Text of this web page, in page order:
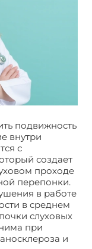
подвижность
внутри
с
создает
проходе
перепонки.
в работе
в среднем
слуховых
при
и